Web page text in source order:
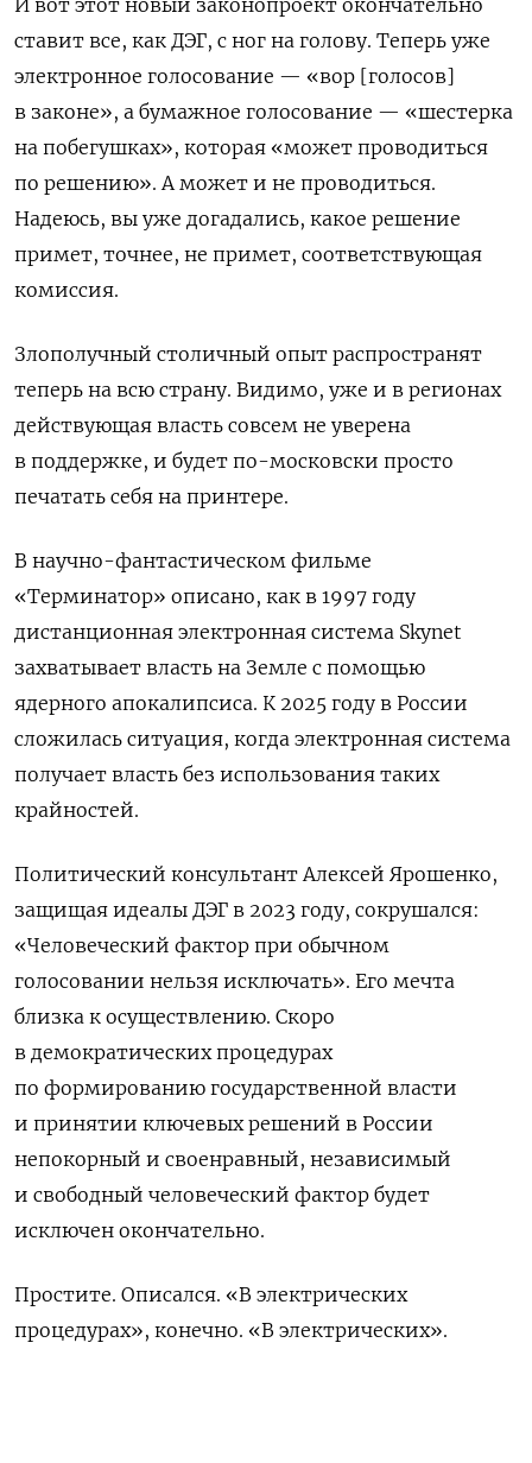
ставит все, как ДЭГ, с ног на голову. Теперь уже
электронное голосование — «вор [голосов]
в законе», а бумажное голосование — «шестерка
на побегушках», которая «может проводиться
по решению». А может и не проводиться.
Надеюсь, вы уже догадались, какое решение
примет, точнее, не примет, соответствующая
комиссия.
Злополучный столичный опыт распространят
теперь на всю страну. Видимо, уже и в регионах
действующая власть совсем не уверена
в поддержке, и будет по-московски просто
печатать себя на принтере.
В научно-фантастическом фильме
«Терминатор» описано, как в 1997 году
дистанционная электронная система Skynet
захватывает власть на Земле с помощью
ядерного апокалипсиса. К 2025 году в России
сложилась ситуация, когда электронная система
получает власть без использования таких
крайностей.
Политический консультант Алексей Ярошенко,
защищая идеалы ДЭГ в 2023 году, сокрушался:
«Человеческий фактор при обычном
голосовании нельзя исключать». Его мечта
близка к осуществлению. Скоро
в демократических процедурах
по формированию государственной власти
и принятии ключевых решений в России
непокорный и своенравный, независимый
и свободный человеческий фактор будет
исключен окончательно.
Простите. Описался. «В электрических
процедурах», конечно. «В электрических».